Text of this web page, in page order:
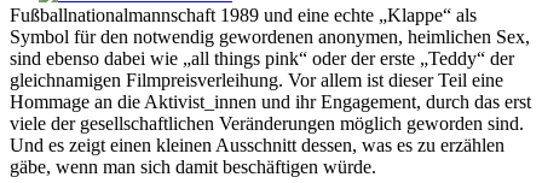
Fußballnationalmannschaft 1989 und eine echte „Klappe“ als
Symbol für den notwendig gewordenen anonymen, heimlichen Sex,
sind ebenso dabei wie „all things pink“ oder der erste „Teddy“ der
gleichnamigen Filmpreisverleihung. Vor allem ist dieser Teil eine
Hommage an die Aktivist_innen und ihr Engagement, durch das erst
viele der gesellschaftlichen Veränderungen möglich geworden sind.
Und es zeigt einen kleinen Ausschnitt dessen, was es zu erzählen
gäbe, wenn man sich damit beschäftigen würde.